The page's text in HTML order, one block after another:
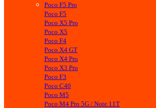
Poco F5 Pro
Poco F5
Poco X5 Pro
Poco X5
Poco F4
Poco X4 GT
Poco X4 Pro
Poco X3 Pro
Poco F3
Poco C40
Poco M5
Poco M4 Pro 5G / Note 11T